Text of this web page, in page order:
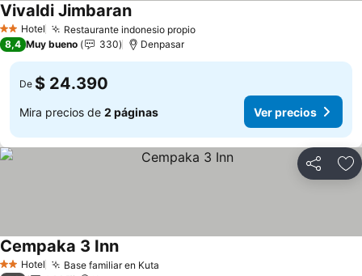
2 Estrellas
Hotel Restaurante indonesio propioVer precios
Vivaldi JimbaranVer precios
8,4 Muy bueno 330 Denpasar
De $ 24.390
Mira precios de 2 páginas Ver precios
Compartir
2 Estrellas
Hotel Base familiar en Kuta
Cempaka 3 InnVer precios